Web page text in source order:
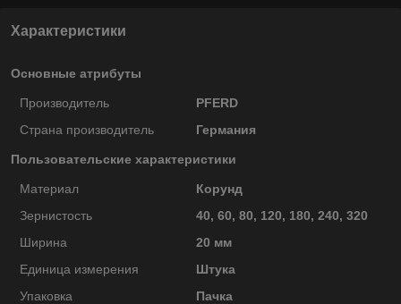
Характеристики
Основные атрибуты
Производитель
PFERD
Страна производитель
Германия
Пользовательские характеристики
Материал
Корунд
Зернистость
40, 60, 80, 120, 180, 240, 320
Ширина
20 мм
Единица измерения
Штука
Упаковка
Пачка